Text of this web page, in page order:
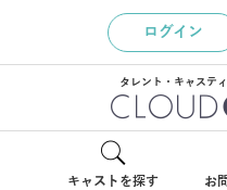
ログイン
タレント・キャステ
キャストを探す お